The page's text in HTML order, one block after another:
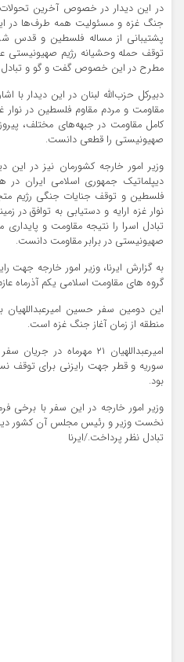
در این دیدار در خصوص آخرین
جنگ غزه و مسئولیت همه طرف‌ها در
پشتیبانی از مساله فلسطین و قدس
توقف حمله وحشیانه رژیم صهیونیستی
مطرح در این خصوص گفت و گو و
دبیرکل حزب‌الله لبنان در این دیدار با
مقاومت ‌و مردم مقاوم فلسطین در نوار
کامل مقاومت در جبهه‌های مختلف،
صهیونیستی را قطعی دانست.
وزیر امور خارجه کشورمان نیز در این
دیپلماتیک جمهوری اسلامی ایران
فلسطین و توقف جنایات جنگی رژیم
نوار غزه ارایه و دستیابی به توافق در
تبادل اسرا را نتیجه مقاومت و
صهیونیستی در برابر مقاومت دانست.
به گزارش ایرنا، وزیر امور خارجه جهت
گروه های مقاومت اسلامی یکم آذرماه
این دومین سفر حسین
منطقه از زمان آغاز جنگ غزه است.
امیرعبداللهیان ۲۱ مهرماه
سوریه و قطر جهت رایزنی برای توقف
بود.
وزیر امور خارجه در این سفر با برخی
نخست وزیر و رئیس مجلس آن کشور
تبادل نظر پرداخت./ایرنا